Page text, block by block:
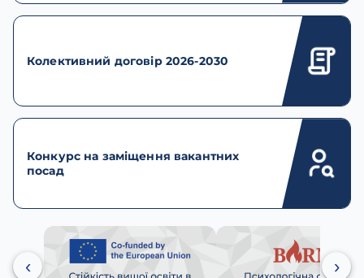
Колективний договір 2026-2030
Конкурс на заміщення вакантних
посад
‹ ›